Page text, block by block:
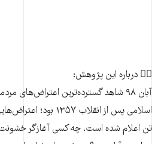
✍🏽 درباره این پژوهش:
آبان ۹۸ شاهد گسترده‌ترین
اسلامی پس از انقلاب
تن اعلام شده است. چه کسی آغازگر